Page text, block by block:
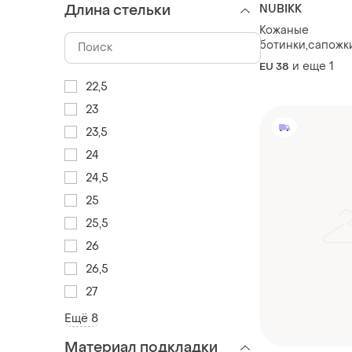
NUBIKK
Кожаные
ботинки nubikk🌹
EU 38 и еще 1
Длина стельки
22,5
23
23,5
24
24,5
25
25,5
26
26,5
27
Ещё 8
Материал подкладки